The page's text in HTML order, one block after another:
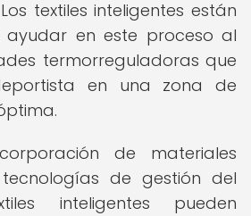
textiles inteligentes están
en este proceso al
termorreguladoras que
en una zona de
de materiales
de gestión del
inteligentes pueden